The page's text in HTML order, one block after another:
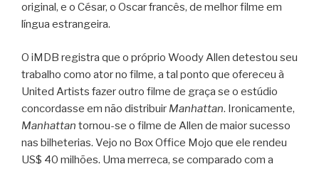
original, e o César, o Oscar francês, de melhor filme em
língua estrangeira.
O iMDB registra que o próprio Woody Allen detestou seu
trabalho como ator no filme, a tal ponto que ofereceu à
United Artists fazer outro filme de graça se o estúdio
concordasse em não distribuir Manhattan. Ironicamente,
Manhattan tornou-se o filme de Allen de maior sucesso
nas bilheterias. Vejo no Box Office Mojo que ele rendeu
US$ 40 milhões. Uma merreca, se comparado com a